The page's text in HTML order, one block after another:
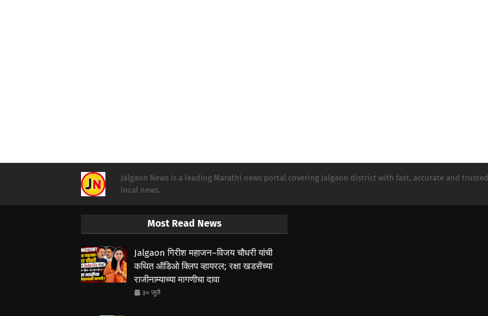
Jalgaon News is a leading Marathi news portal covering Jalgaon district with fast, accurate and trusted
local news.
Most Read News
Jalgaon गिरीश महाजन–विजय चौधरी यांची
कथित ऑडिओ क्लिप व्हायरल; रक्षा खडसेंच्या
राजीनाम्याच्या मागणीचा दावा
३० जुलै